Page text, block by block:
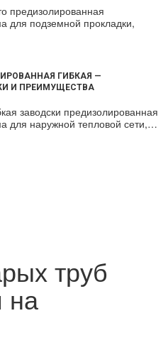
предизолированная
для подземной прокладки,
ГИБКАЯ —
И ПРЕИМУЩЕСТВА
заводски предизолированная
для наружной тепловой сети,…
труб
на